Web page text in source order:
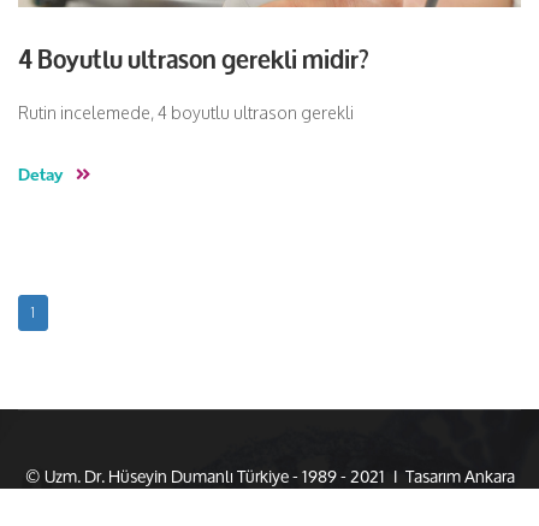
4 Boyutlu ultrason gerekli midir?
Rutin incelemede, 4 boyutlu ultrason gerekli
Detay
1
© Uzm. Dr. Hüseyin Dumanlı Türkiye - 1989 - 2021 I TasarımAnkara